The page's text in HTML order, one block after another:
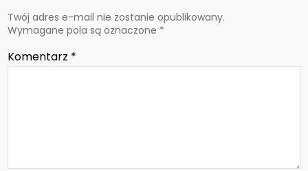
Twój adres e-mail nie zostanie opublikowany.
Wymagane pola są oznaczone *
Komentarz *